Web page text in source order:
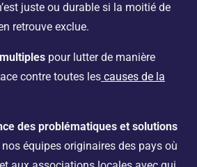
juste ou durable si la moitié de
retrouve exclue.
pour lutter de manière
contre toutes les causes de la
des problématiques et solutions
nos équipes originaires des pays où